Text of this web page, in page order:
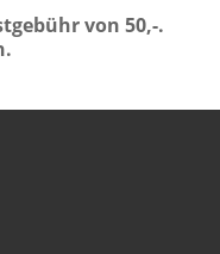
von 50,-.